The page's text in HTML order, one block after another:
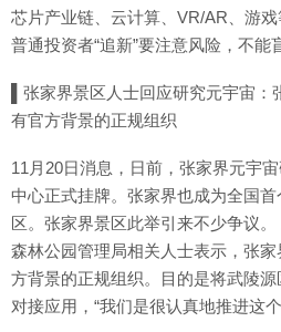
芯片产业链、云计算、VR/AR、游
普通投资者“追新”要注意风险，不能
▌张家界景区人士回应研究元宇宙
有官方背景的正规组织
11月20日消息，日前，张家界元宇
中心正式挂牌。张家界也成为全国
区。张家界景区此举引来不少争议
森林公园管理局相关人士表示，张
方背景的正规组织。目的是将武陵
对接应用，“我们是很认真地推进这